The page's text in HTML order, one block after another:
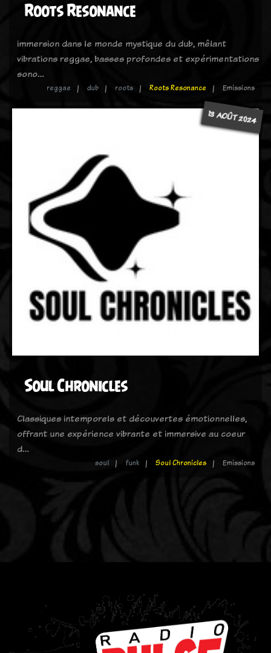
Roots Resonance
immersion dans le monde mystique du dub, mêlant
vibrations reggae, basses profondes et expérimentations
sono…
reggae dub roots Roots Resonance Emissions
13 AOÛT 2024
Soul Chronicles
Classiques intemporels et découvertes émotionnelles,
offrant une expérience vibrante et immersive au coeur
d…
soul funk Soul Chronicles Emissions